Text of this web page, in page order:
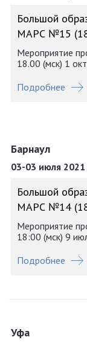
Большой
МАРС №15
Мероприятие
18.00 (мск) 1
Подробнее
Барнаул
03-03 июля 2021
Большой
МАРС №14
Мероприятие
18:00 (мск) 9
Подробнее
Уфа